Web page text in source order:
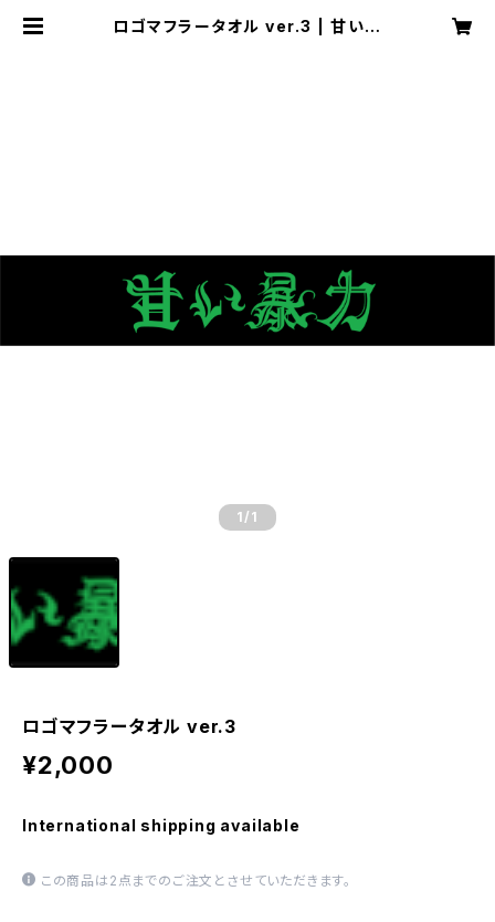
ロゴマフラータオル ver.3 | 甘い暴
1 /1
ロゴマフラータオル ver.3
¥2,000
International shipping available
この商品は2点までのご注文とさせていただきます。